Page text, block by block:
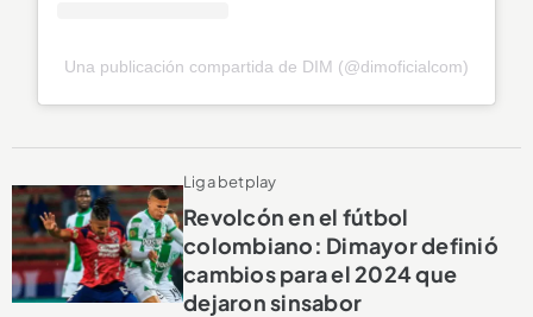
Una publicación compartida de DIM (@dimoficialcom)
Liga betplay
Revolcón en el fútbol
colombiano: Dimayor definió
cambios para el 2024 que
dejaron sinsabor